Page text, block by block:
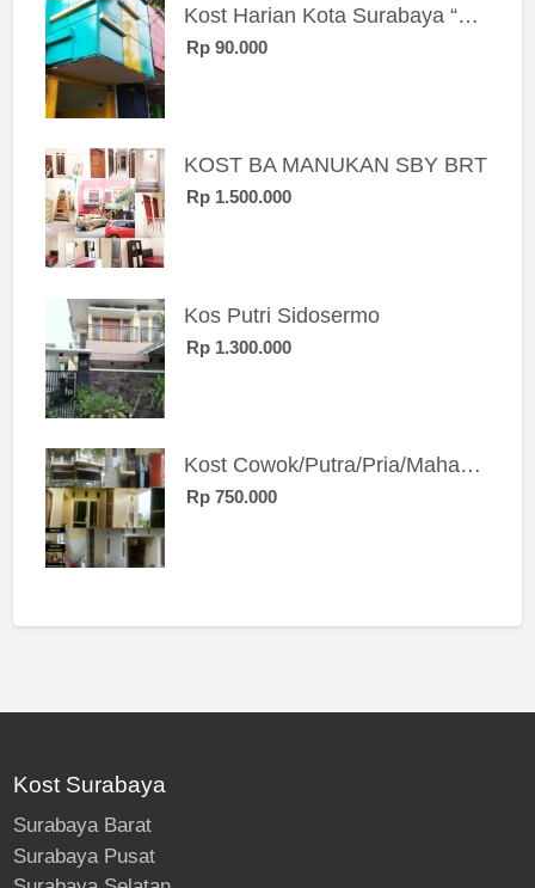
Kost Harian Kota Surabaya “Sierra Kost”
Rp 90.000
KOST BA MANUKAN SBY BRT
Rp 1.500.000
Kos Putri Sidosermo
Rp 1.300.000
Kost Cowok/Putra/Pria/Mahasiswa/Karyawan SIngle eksklusif bangunan baru
Rp 750.000
Kost Surabaya
Surabaya Barat
Surabaya Pusat